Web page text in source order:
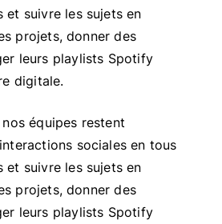
et suivre les sujets en
projets, donner des
leurs playlists Spotify
digitale.
équipes restent
sociales en tous
et suivre les sujets en
projets, donner des
leurs playlists Spotify